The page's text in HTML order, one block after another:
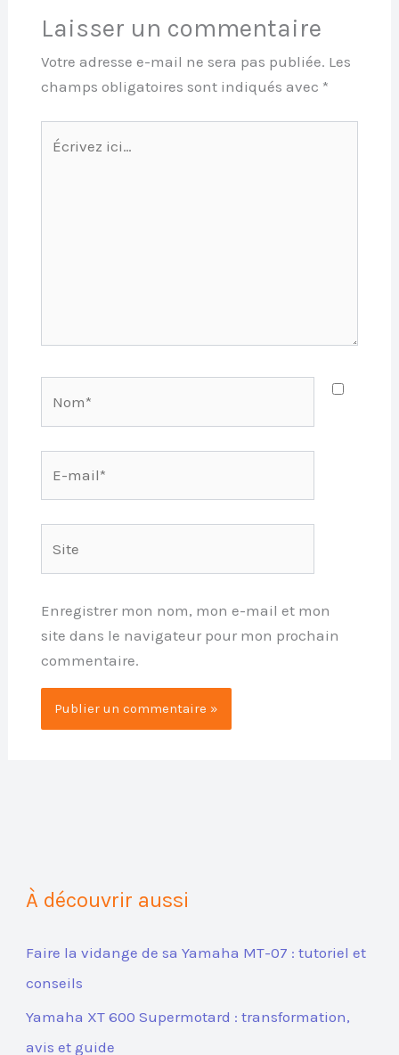
Laisser un commentaire
Votre adresse e-mail ne sera pas publiée. Les
champs obligatoires sont indiqués avec *
Enregistrer mon nom, mon e-mail et mon
site dans le navigateur pour mon prochain
commentaire.
À découvrir aussi
Faire la vidange de sa Yamaha MT-07 : tutoriel et
conseils
Yamaha XT 600 Supermotard : transformation,
avis et guide